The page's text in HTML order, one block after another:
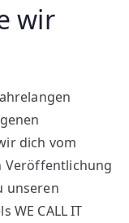
wir
dich vom
Veröffentlichung
unseren
WE CALL IT